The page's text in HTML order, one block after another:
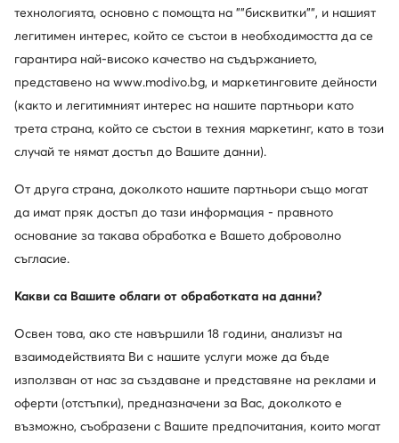
достигали до различни краища на света. Марката
обича да излиза извън зоната си на комфорт,
постоянно експериментира с формата, предлагайки
свежи колекции и необичайни модни решения.
Вероятно това е причината Beverly Hills Polo Club да е
толкова известен както на местно, така и на световно
ниво.
технологията, основно с помощта на ""бисквитки"", и нашият
легитимен интерес, който се състои в необходимостта да се
гарантира най-високо качество на съдържанието,
представено на www.modivo.bg, и маркетинговите дейности
(както и легитимният интерес на нашите партньори като
трета страна, който се състои в техния маркетинг, като в този
случай те нямат достъп до Вашите данни).
От друга страна, доколкото нашите партньори също могат
да имат пряк достъп до тази информация - правното
основание за такава обработка е Вашето доброволно
съгласие.
Какви са Вашите облаги от обработката на данни?
Освен това, ако сте навършили 18 години, анализът на
взаимодействията Ви с нашите услуги може да бъде
използван от нас за създаване и представяне на реклами и
оферти (отстъпки), предназначени за Вас, доколкото е
възможно, съобразени с Вашите предпочитания, които могат